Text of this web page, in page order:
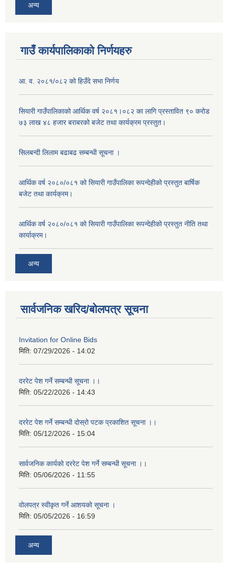
अन्य
गाउँ कार्यपालिकाको निर्णयहरु
आ. व. २०८१/०८२ को हिउँदे सभा निर्णय
सियारी गाउँपालिकाको आर्थिक वर्ष २०८१।०८२ का लागि प्रस्तावित ९० करोड
७३ लाख ४८ हजार बराबरको बजेट तथा कार्यक्रम प्रस्तुत।
सिलबन्दी लिलाम बढाबढ सम्बन्धी सूचना ।
आर्थिक वर्ष २०८०/०८१ को सियारी गाउँपालिका रूपन्देहीको प्रस्तुत बार्षिक
बजेट तथा कार्यक्रम।
आर्थिक वर्ष २०८०/०८१ को सियारी गाउँपालिका रूपन्देहीको प्रस्तुत नीति तथा
कार्याक्रम।
अन्य
सार्वजनिक खरिद/बोलपत्र सूचना
Invitation for Online Bids
मिति: 07/29/2026 - 14:02
दररेट पेश गर्ने सम्बन्धी सूचना ।।
मिति: 05/22/2026 - 14:43
दररेट पेश गर्ने सम्बन्धी दोस्रो पटक प्रकाशित सूचना ।।
मिति: 05/12/2026 - 15:04
सार्वजनिक कार्यको दररेट पेश गर्ने सम्बन्धी सूचना ।।
मिति: 05/06/2026 - 11:55
वोलपत्र स्वीकृत गर्ने आशयको सूचना ।
मिति: 05/05/2026 - 16:59
अन्य